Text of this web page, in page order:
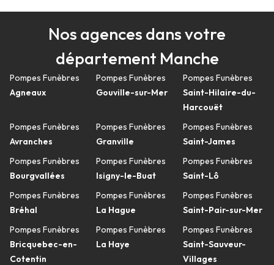
Nos agences dans votre
département Manche
Pompes Funèbres
Agneaux
Pompes Funèbres
Avranches
Pompes Funèbres
Bourgvallées
Pompes Funèbres
Bréhal
Pompes Funèbres
Bricquebec-en-
Cotentin
Pompes Funèbres
Gouville-sur-Mer
Pompes Funèbres
Granville
Pompes Funèbres
Isigny-le-Buat
Pompes Funèbres
La Hague
Pompes Funèbres
La Haye
Pompes Funèbres
Saint-Hilaire-du-
Harcouët
Pompes Funèbres
Saint-James
Pompes Funèbres
Saint-Lô
Pompes Funèbres
Saint-Pair-sur-Mer
Pompes Funèbres
Saint-Sauveur-
Villages